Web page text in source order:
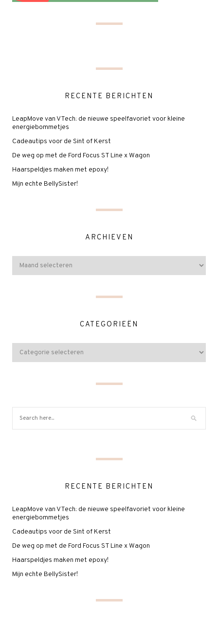
RECENTE BERICHTEN
LeapMove van VTech: de nieuwe speelfavoriet voor kleine
energiebommetjes
Cadeautips voor de Sint of Kerst
De weg op met de Ford Focus ST Line x Wagon
Haarspeldjes maken met epoxy!
Mijn echte BellySister!
ARCHIEVEN
CATEGORIEËN
RECENTE BERICHTEN
LeapMove van VTech: de nieuwe speelfavoriet voor kleine
energiebommetjes
Cadeautips voor de Sint of Kerst
De weg op met de Ford Focus ST Line x Wagon
Haarspeldjes maken met epoxy!
Mijn echte BellySister!